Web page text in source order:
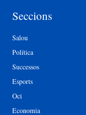
Seccions
Salou
Política
Successos
Esports
Oci
Economia